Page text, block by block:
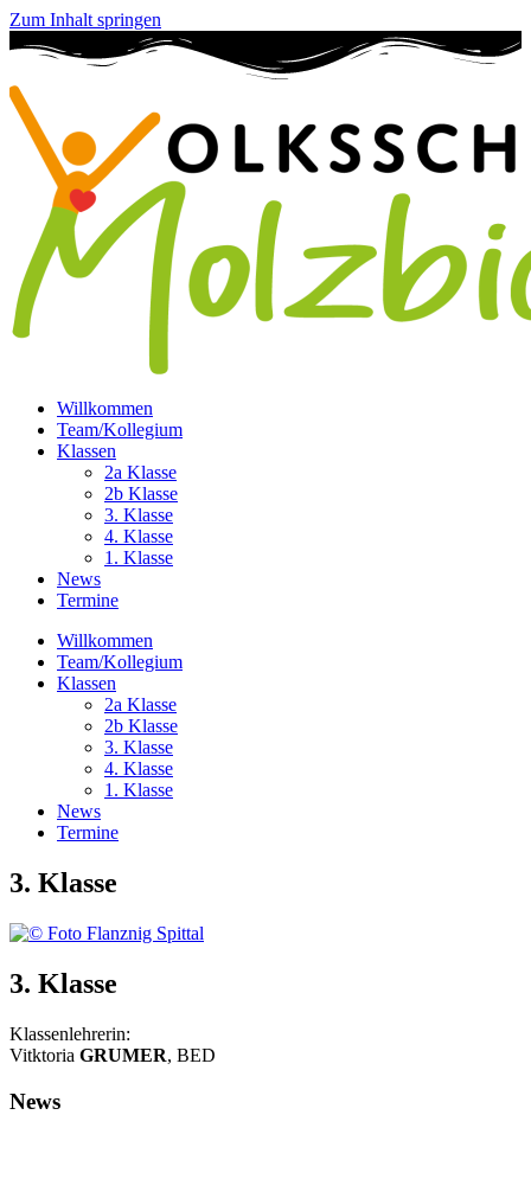
Zum Inhalt springen
Willkommen
Team/Kollegium
Klassen
2a Klasse
2b Klasse
3. Klasse
4. Klasse
1. Klasse
News
Termine
Willkommen
Team/Kollegium
Klassen
2a Klasse
2b Klasse
3. Klasse
4. Klasse
1. Klasse
News
Termine
3. Klasse
3. Klasse
Klassenlehrerin:
Vitktoria GRUMER, BED
News